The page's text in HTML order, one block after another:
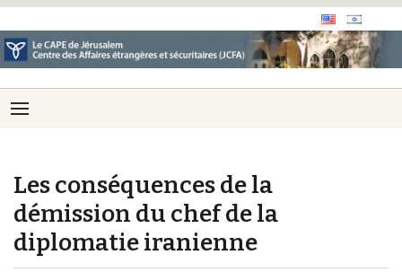
Les conséquences de la
démission du chef de la
diplomatie iranienne